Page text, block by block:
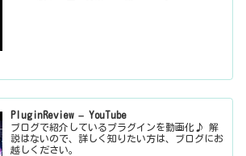
PluginReview – YouTube
ブログで紹介しているプラグインを動画化♪ 解
説はないので、詳しく知りたい方は、ブログにお
越しください。